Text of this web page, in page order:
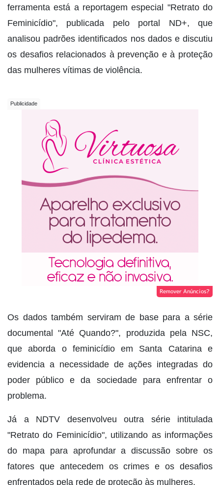
ferramenta está a reportagem especial "Retrato do
Feminicídio", publicada pelo portal ND+, que
analisou padrões identificados nos dados e discutiu
os desafios relacionados à prevenção e à proteção
das mulheres vítimas de violência.
Remover Anúncios?
Os dados também serviram de base para a série
documental "Até Quando?", produzida pela NSC,
que aborda o feminicídio em Santa Catarina e
evidencia a necessidade de ações integradas do
poder público e da sociedade para enfrentar o
problema.
Já a NDTV desenvolveu outra série intitulada
"Retrato do Feminicídio", utilizando as informações
do mapa para aprofundar a discussão sobre os
fatores que antecedem os crimes e os desafios
enfrentados pela rede de proteção às mulheres.